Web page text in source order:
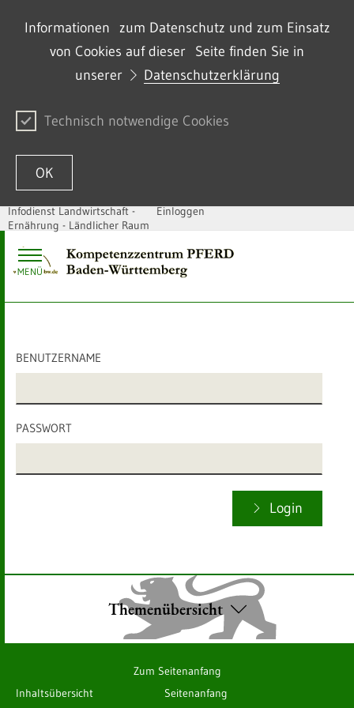
Informationen zum Datenschutz und zum Einsatz
von Cookies auf dieser Seite finden Sie in
unserer
Datenschutzerklärung
Technisch notwendige Cookies
OK
Zum Inhalt springen
Infodienst Landwirtschaft -
Ernährung - Ländlicher Raum
Einloggen
MENÜ
BENUTZERNAME
PASSWORT
Login
Themenübersicht
Zum Seitenanfang
Inhaltsübersicht
Seitenanfang